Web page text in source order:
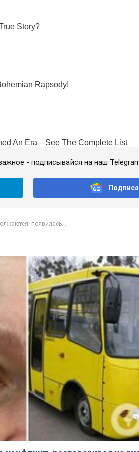
- подписывайся на наш
появилась...